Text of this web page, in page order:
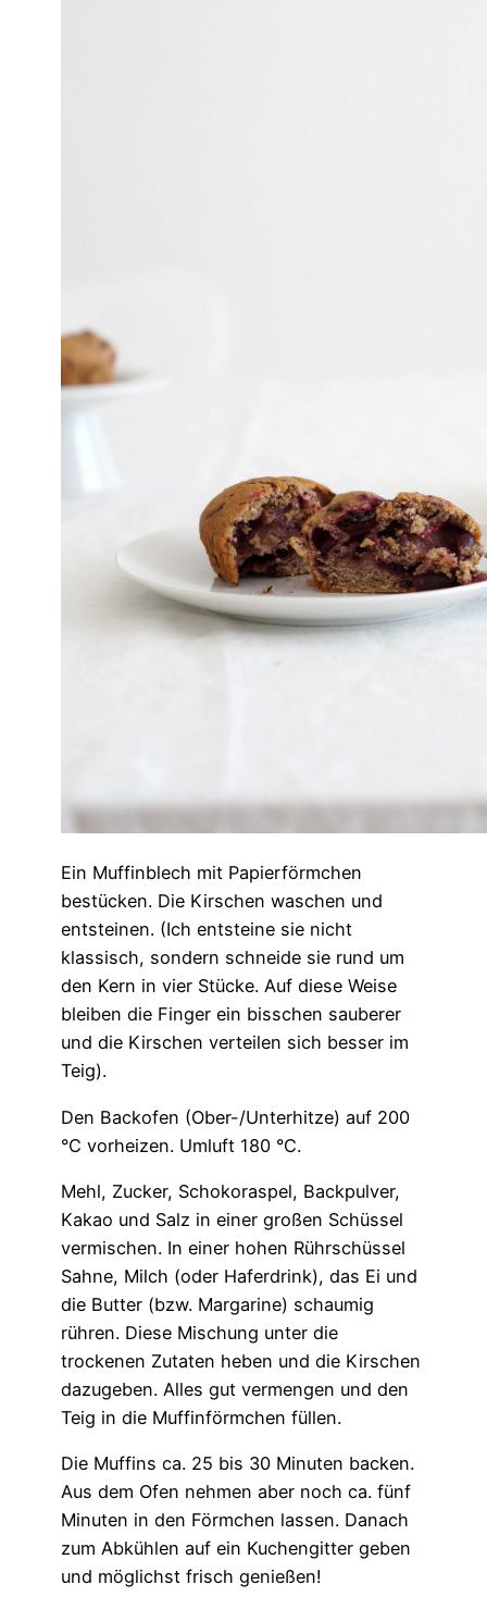
Ein Muffinblech mit Papierförmchen
bestücken. Die Kirschen waschen und
entsteinen. (Ich entsteine sie nicht
klassisch, sondern schneide sie rund um
den Kern in vier Stücke. Auf diese Weise
bleiben die Finger ein bisschen sauberer
und die Kirschen verteilen sich besser im
Teig).
Den Backofen (Ober-/Unterhitze) auf 200
°C vorheizen. Umluft 180 °C.
Mehl, Zucker, Schokoraspel, Backpulver,
Kakao und Salz in einer großen Schüssel
vermischen. In einer hohen Rührschüssel
Sahne, Milch (oder Haferdrink), das Ei und
die Butter (bzw. Margarine) schaumig
rühren. Diese Mischung unter die
trockenen Zutaten heben und die Kirschen
dazugeben. Alles gut vermengen und den
Teig in die Muffinförmchen füllen.
Die Muffins ca. 25 bis 30 Minuten backen.
Aus dem Ofen nehmen aber noch ca. fünf
Minuten in den Förmchen lassen. Danach
zum Abkühlen auf ein Kuchengitter geben
und möglichst frisch genießen!